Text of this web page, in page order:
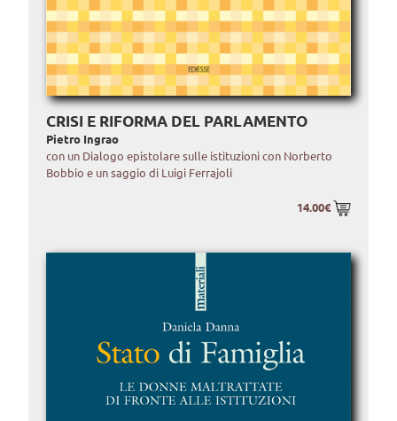
CRISI E RIFORMA DEL PARLAMENTO
Pietro Ingrao
con un Dialogo epistolare sulle istituzioni con Norberto
Bobbio e un saggio di Luigi Ferrajoli
14.00€